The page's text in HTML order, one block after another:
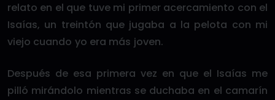
relato en el que tuve mi primer acercamiento con el
Isaías, un treintón que jugaba a la pelota con mi
viejo cuando yo era más joven.
Después de esa primera vez en que el Isaías me
pilló mirándolo mientras se duchaba en el camarín